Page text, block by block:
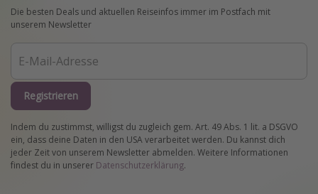
Die besten Deals und aktuellen Reiseinfos immer im Postfach mit
unserem Newsletter
Registrieren
Indem du zustimmst, willigst du zugleich gem. Art. 49 Abs. 1 lit. a DSGVO
ein, dass deine Daten in den USA verarbeitet werden. Du kannst dich
jeder Zeit von unserem Newsletter abmelden. Weitere Informationen
findest du in unserer Datenschutzerklärung.